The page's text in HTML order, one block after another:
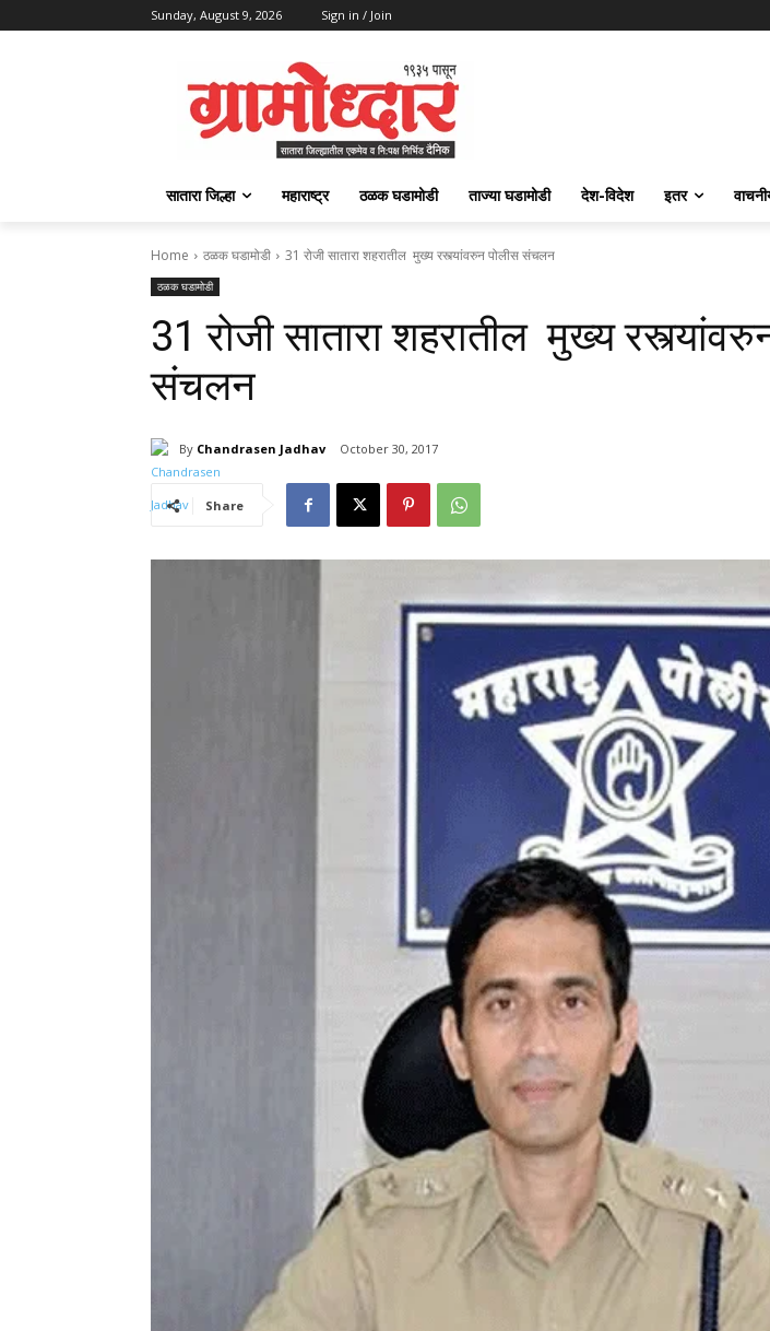
Sunday, August 9, 2026 Sign in / Join
सातारा जिल्हा महाराष्ट्र ठळक घडामोडी ताज्या घडामोडी देश-विदेश इतर
Home ठळक घडामोडी 31 रोजी सातारा शहरातील मुख्य रस्त्यांवरुन पोलीस संचलन
ठळक घडामोडी
31 रोजी सातारा शहरातील मुख्य
संचलन
By Chandrasen Jadhav October 30, 2017
Share